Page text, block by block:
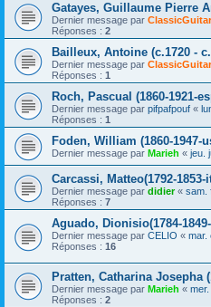
Gatayes, Guillaume Pierre
Dernier message par
Réponses : 2
Bailleux, Antoine (c.1720 -
Dernier message par
Réponses : 1
Roch, Pascual (1860-1921-
Dernier message par pifpafpouf «
Réponses : 1
Foden, William (1860-1947-
Dernier message par Marieh « jeu.
Carcassi, Matteo(1792-1853-
Dernier message par didier« sam.
Réponses : 7
Aguado, Dionisio(1784-
Dernier message par CELIO « mar.
Réponses : 16
Pratten, Catharina Josepha
Dernier message par Marieh «
Réponses : 2